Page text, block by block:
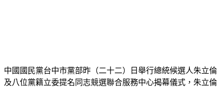
中國國民黨台中市黨部昨（二十二）日舉行總統候選人朱立倫
及八位黨籍立委提名同志競選聯合服務中心揭幕儀式，朱立倫